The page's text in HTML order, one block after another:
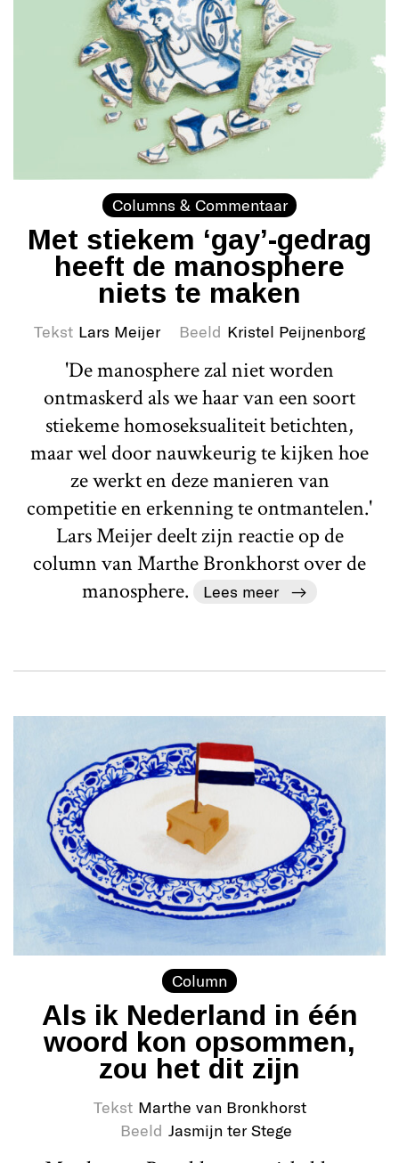
Columns & Commentaar
Met stiekem ‘gay’-gedrag
heeft de manosphere
niets te maken
Tekst Lars Meijer Beeld Kristel Peijnenborg
'De manosphere zal niet worden
ontmaskerd als we haar van een soort
stiekeme homoseksualiteit betichten,
maar wel door nauwkeurig te kijken hoe
ze werkt en deze manieren van
competitie en erkenning te ontmantelen.'
Lars Meijer deelt zijn reactie op de
column van Marthe Bronkhorst over de
manosphere.
Lees meer
Column
Als ik Nederland in één
woord kon opsommen,
zou het dit zijn
Tekst Marthe van Bronkhorst
Beeld Jasmijn ter Stege